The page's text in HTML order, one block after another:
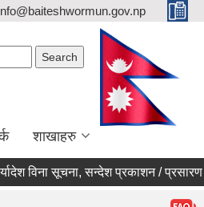
शाखाहरु
विना सूचना, सन्देश प्रकाशन / प्रसारण